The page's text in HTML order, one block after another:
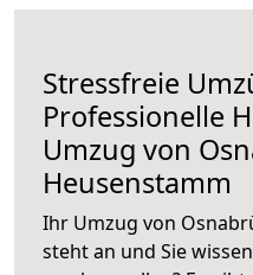
Stressfreie
Professionelle
Umzug von
Heusenstamm
Ihr Umzug von
steht an und Sie